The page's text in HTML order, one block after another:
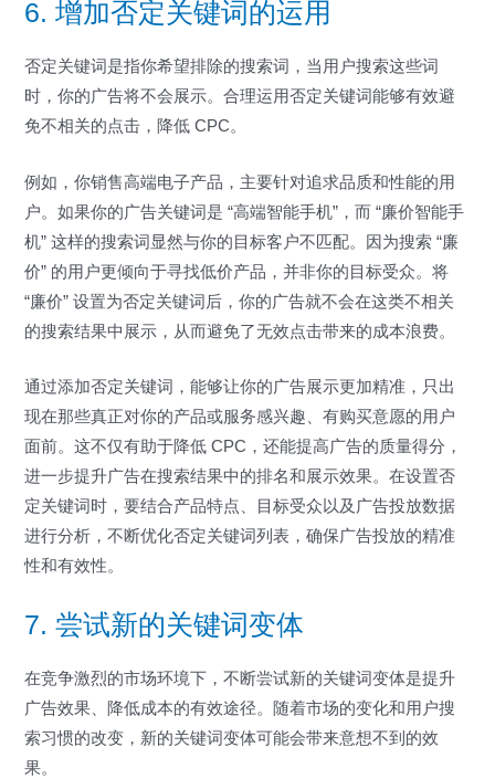
6. 增加否定关键词的运用
否定关键词是指你希望排除的搜索词，当用户搜索这些词
时，你的广告将不会展示。合理运用否定关键词能够有效避
免不相关的点击，降低 CPC。
例如，你销售高端电子产品，主要针对追求品质和性能的用
户。如果你的广告关键词是 “高端智能手机”，而 “廉价智能手
机” 这样的搜索词显然与你的目标客户不匹配。因为搜索 “廉
价” 的用户更倾向于寻找低价产品，并非你的目标受众。将
“廉价” 设置为否定关键词后，你的广告就不会在这类不相关
的搜索结果中展示，从而避免了无效点击带来的成本浪费。
通过添加否定关键词，能够让你的广告展示更加精准，只出
现在那些真正对你的产品或服务感兴趣、有购买意愿的用户
面前。这不仅有助于降低 CPC，还能提高广告的质量得分，
进一步提升广告在搜索结果中的排名和展示效果。在设置否
定关键词时，要结合产品特点、目标受众以及广告投放数据
进行分析，不断优化否定关键词列表，确保广告投放的精准
性和有效性。
7. 尝试新的关键词变体
在竞争激烈的市场环境下，不断尝试新的关键词变体是提升
广告效果、降低成本的有效途径。随着市场的变化和用户搜
索习惯的改变，新的关键词变体可能会带来意想不到的效
果。